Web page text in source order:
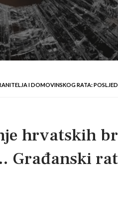
I DOMOVINSKOG RATA:
hrvatskih
Građanski